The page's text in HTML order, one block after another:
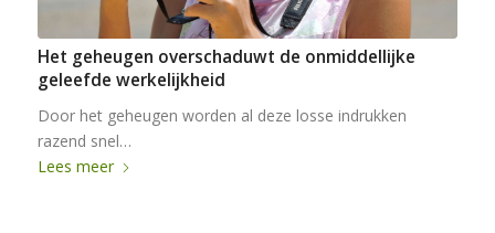
Het geheugen overschaduwt de onmiddellijke
geleefde werkelijkheid
Door het geheugen worden al deze losse indrukken
razend snel…
Lees meer